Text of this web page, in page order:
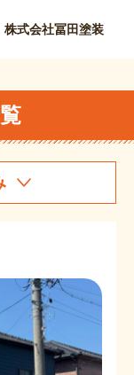
株式会社冨田塗装